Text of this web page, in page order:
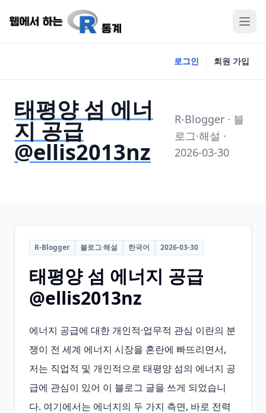
로그인 회원 가입
태평양 섬 에너
지 공급
@ellis2013nz
R-Blogger · 블
로그·해설 ·
2026-03-30
R-Blogger 블로그·해설 한국어 2026-03-30
태평양 섬 에너지 공급
@ellis2013nz
에너지 공급에 대한 개인적·업무적 관심 이란의 분
쟁이 전 세계 에너지 시장을 혼란에 빠뜨리면서,
저는 직업적 및 개인적으로 태평양 섬의 에너지 공
급에 관심이 있어 이 블로그 글을 쓰게 되었습니
다. 여기에서는 에너지의 두 가지 측면, 바로 전력